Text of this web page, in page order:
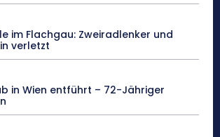
im Flachgau: Zweiradlenker und
verletzt
in Wien entführt – 72-Jähriger